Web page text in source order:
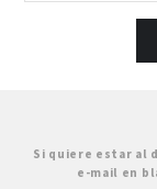
Si quiere estar al
e-mail en